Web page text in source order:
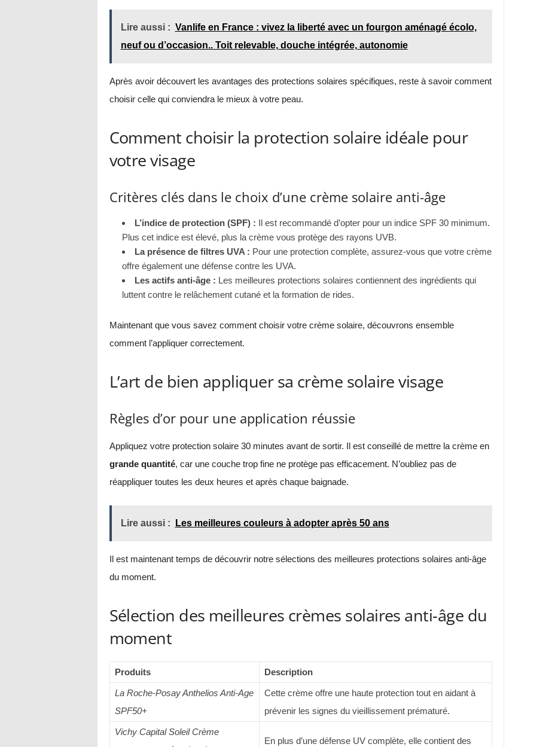
Lire aussi : Vanlife en France : vivez la liberté avec un fourgon aménagé écolo,
neuf ou d’occasion.. Toit relevable, douche intégrée, autonomie
Après avoir découvert les avantages des protections solaires spécifiques, reste à savoir comment
choisir celle qui conviendra le mieux à votre peau.
Comment choisir la protection solaire idéale pour
votre visage
Critères clés dans le choix d’une crème solaire anti-âge
L’indice de protection (SPF) : Il est recommandé d’opter pour un indice SPF 30 minimum.
Plus cet indice est élevé, plus la crème vous protège des rayons UVB.
La présence de filtres UVA : Pour une protection complète, assurez-vous que votre crème
offre également une défense contre les UVA.
Les actifs anti-âge : Les meilleures protections solaires contiennent des ingrédients qui
luttent contre le relâchement cutané et la formation de rides.
Maintenant que vous savez comment choisir votre crème solaire, découvrons ensemble
comment l’appliquer correctement.
L’art de bien appliquer sa crème solaire visage
Règles d’or pour une application réussie
Appliquez votre protection solaire 30 minutes avant de sortir. Il est conseillé de mettre la crème en
grande quantité, car une couche trop fine ne protège pas efficacement. N’oubliez pas de
réappliquer toutes les deux heures et après chaque baignade.
Lire aussi : Les meilleures couleurs à adopter après 50 ans
Il est maintenant temps de découvrir notre sélections des meilleures protections solaires anti-âge
du moment.
Sélection des meilleures crèmes solaires anti-âge du
moment
Produits Description
La Roche-Posay Anthelios Anti-Age
SPF50+
Cette crème offre une haute protection tout en aidant à
prévenir les signes du vieillissement prématuré.
Vichy Capital Soleil Crème
En plus d’une défense UV complète, elle contient des